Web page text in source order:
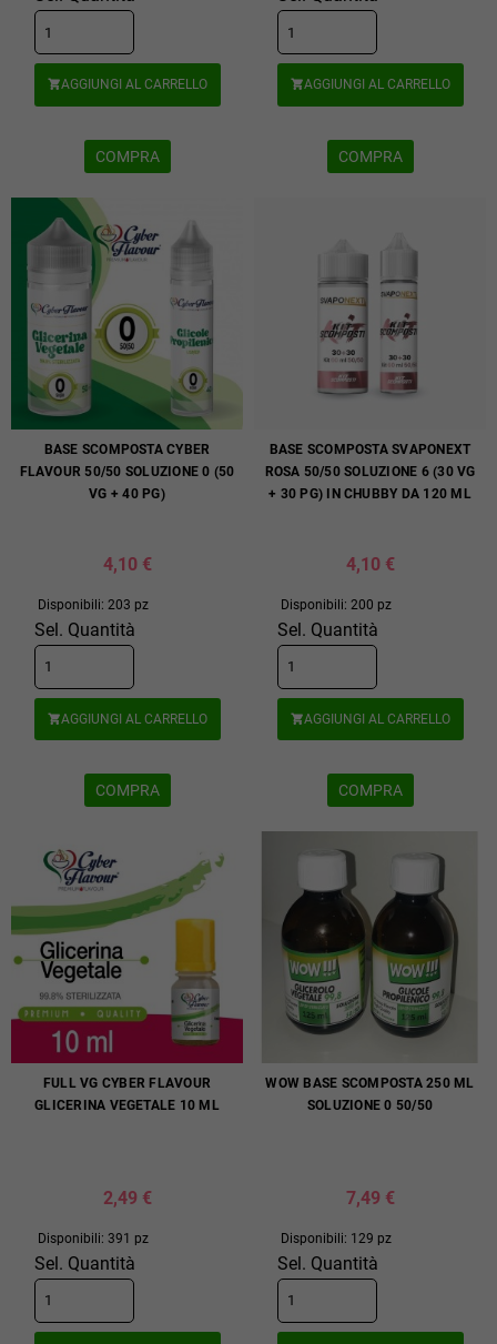
AGGIUNGI AL CARRELLO
COMPRA
AGGIUNGI AL CARRELLO
COMPRA
BASE SCOMPOSTA CYBER
FLAVOUR 50/50 SOLUZIONE 0 (50
VG + 40 PG)
4,10 €
Disponibili: 203 pz
Sel. Quantità
AGGIUNGI AL CARRELLO
COMPRA
BASE SCOMPOSTA SVAPONEXT
ROSA 50/50 SOLUZIONE 6 (30 VG
+ 30 PG) IN CHUBBY DA 120 ML
4,10 €
Disponibili: 200 pz
Sel. Quantità
AGGIUNGI AL CARRELLO
COMPRA
FULL VG CYBER FLAVOUR
GLICERINA VEGETALE 10 ML
2,49 €
Disponibili: 391 pz
Sel. Quantità
WOW BASE SCOMPOSTA 250 ML
SOLUZIONE 0 50/50
7,49 €
Disponibili: 129 pz
Sel. Quantità